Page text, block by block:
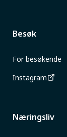
Besøk
For besøkende
Instagram
Næringsliv